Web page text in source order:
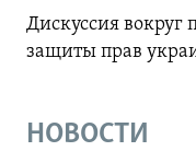
Дискуссия вокруг
защиты прав
НОВОСТИ